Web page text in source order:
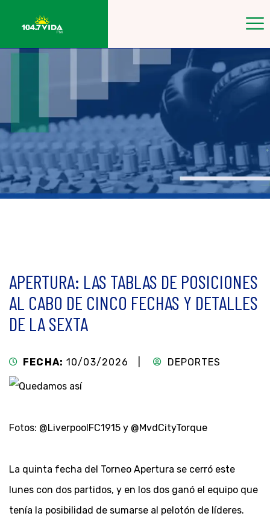
APERTURA: LAS TABLAS DE POSICIONES
AL CABO DE CINCO FECHAS Y DETALLES
DE LA SEXTA
FECHA: 10/03/2026 | DEPORTES
Fotos: @LiverpoolFC1915 y @MvdCityTorque
La quinta fecha del Torneo Apertura se cerró este
lunes con dos partidos, y en los dos ganó el equipo que
tenía la posibilidad de sumarse al pelotón de líderes.